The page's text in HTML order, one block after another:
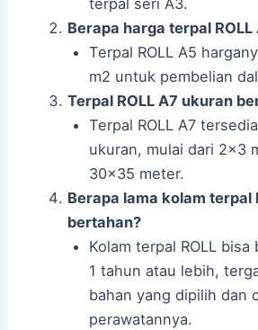
terpal seri A3.
Berapa harga terpal ROLL
Terpal ROLL A5
m2 untuk pembelian
Terpal ROLL A7 ukuran
Terpal ROLL A7
ukuran, mulai dari 2×3
30×35 meter.
Berapa lama kolam terpal
bertahan?
Kolam terpal ROLL
1 tahun atau lebih,
bahan yang dipilih dan
perawatannya.